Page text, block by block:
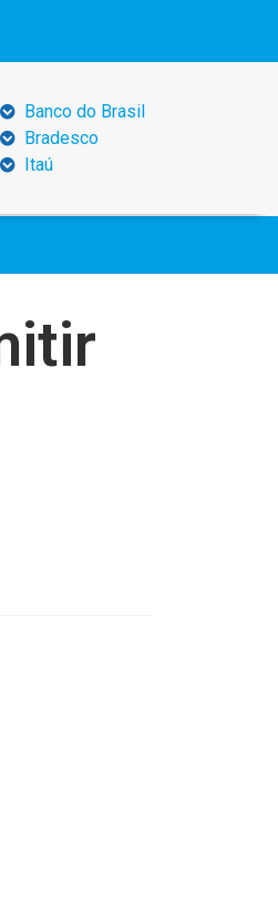
Banco do Brasil
Bradesco
Itaú